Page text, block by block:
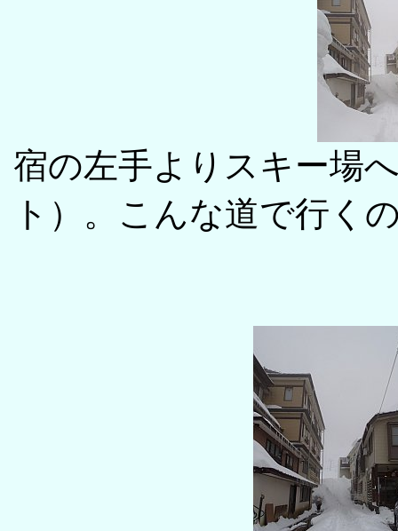
宿の左手よりスキー場
ト）。こんな道で行く